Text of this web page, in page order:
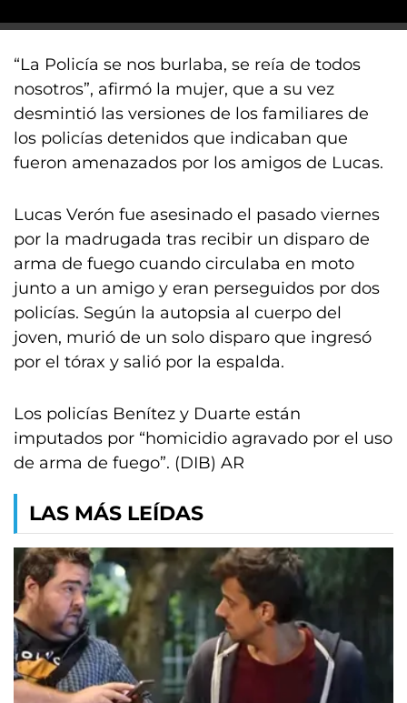
“La Policía se nos burlaba, se reía de todos
nosotros”, afirmó la mujer, que a su vez
desmintió las versiones de los familiares de
los policías detenidos que indicaban que
fueron amenazados por los amigos de Lucas.
Lucas Verón fue asesinado el pasado viernes
por la madrugada tras recibir un disparo de
arma de fuego cuando circulaba en moto
junto a un amigo y eran perseguidos por dos
policías. Según la autopsia al cuerpo del
joven, murió de un solo disparo que ingresó
por el tórax y salió por la espalda.
Los policías Benítez y Duarte están
imputados por “homicidio agravado por el uso
de arma de fuego”. (DIB) AR
LAS MÁS LEÍDAS